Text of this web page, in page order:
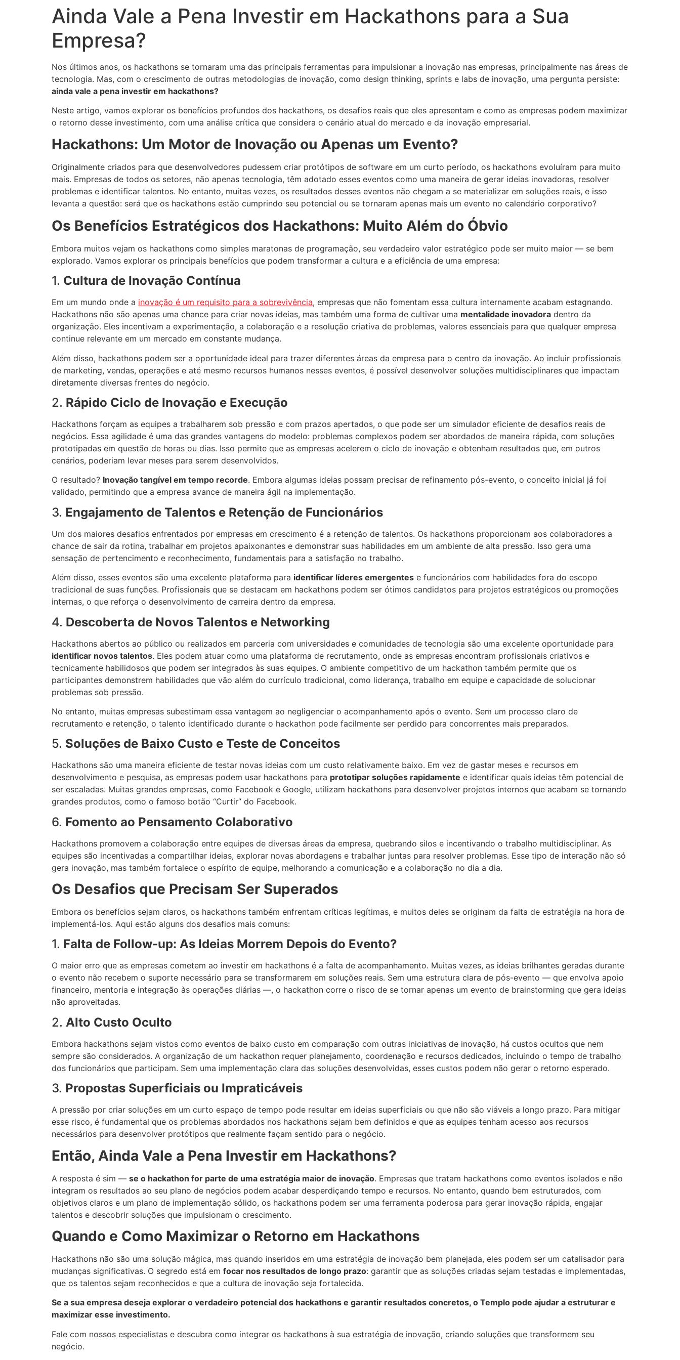
Ainda Vale a Pena Investir em Hackathons para a Sua
Empresa?
Nos últimos anos, os hackathons se tornaram uma das principais ferramentas para impulsionar a inovação nas empresas, principalmente nas áreas de
tecnologia. Mas, com o crescimento de outras metodologias de inovação, como design thinking, sprints e labs de inovação, uma pergunta persiste:
ainda vale a pena investir em hackathons?
Neste artigo, vamos explorar os benefícios profundos dos hackathons, os desafios reais que eles apresentam e como as empresas podem maximizar
o retorno desse investimento, com uma análise crítica que considera o cenário atual do mercado e da inovação empresarial.
Hackathons: Um Motor de Inovação ou Apenas um Evento?
Originalmente criados para que desenvolvedores pudessem criar protótipos de software em um curto período, os hackathons evoluíram para muito
mais. Empresas de todos os setores, não apenas tecnologia, têm adotado esses eventos como uma maneira de gerar ideias inovadoras, resolver
problemas e identificar talentos. No entanto, muitas vezes, os resultados desses eventos não chegam a se materializar em soluções reais, e isso
levanta a questão: será que os hackathons estão cumprindo seu potencial ou se tornaram apenas mais um evento no calendário corporativo?
Os Benefícios Estratégicos dos Hackathons: Muito Além do Óbvio
Embora muitos vejam os hackathons como simples maratonas de programação, seu verdadeiro valor estratégico pode ser muito maior — se bem
explorado. Vamos explorar os principais benefícios que podem transformar a cultura e a eficiência de uma empresa:
1. Cultura de Inovação Contínua
Em um mundo onde a inovação é um requisito para a sobrevivência, empresas que não fomentam essa cultura internamente acabam estagnando.
Hackathons não são apenas uma chance para criar novas ideias, mas também uma forma de cultivar uma mentalidade inovadora dentro da
organização. Eles incentivam a experimentação, a colaboração e a resolução criativa de problemas, valores essenciais para que qualquer empresa
continue relevante em um mercado em constante mudança.
Além disso, hackathons podem ser a oportunidade ideal para trazer diferentes áreas da empresa para o centro da inovação. Ao incluir profissionais
de marketing, vendas, operações e até mesmo recursos humanos nesses eventos, é possível desenvolver soluções multidisciplinares que impactam
diretamente diversas frentes do negócio.
2. Rápido Ciclo de Inovação e Execução
Hackathons forçam as equipes a trabalharem sob pressão e com prazos apertados, o que pode ser um simulador eficiente de desafios reais de
negócios. Essa agilidade é uma das grandes vantagens do modelo: problemas complexos podem ser abordados de maneira rápida, com soluções
prototipadas em questão de horas ou dias. Isso permite que as empresas acelerem o ciclo de inovação e obtenham resultados que, em outros
cenários, poderiam levar meses para serem desenvolvidos.
O resultado? Inovação tangível em tempo recorde. Embora algumas ideias possam precisar de refinamento pós-evento, o conceito inicial já foi
validado, permitindo que a empresa avance de maneira ágil na implementação.
3. Engajamento de Talentos e Retenção de Funcionários
Um dos maiores desafios enfrentados por empresas em crescimento é a retenção de talentos. Os hackathons proporcionam aos colaboradores a
chance de sair da rotina, trabalhar em projetos apaixonantes e demonstrar suas habilidades em um ambiente de alta pressão. Isso gera uma
sensação de pertencimento e reconhecimento, fundamentais para a satisfação no trabalho.
Além disso, esses eventos são uma excelente plataforma para identificar líderes emergentes e funcionários com habilidades fora do escopo
tradicional de suas funções. Profissionais que se destacam em hackathons podem ser ótimos candidatos para projetos estratégicos ou promoções
internas, o que reforça o desenvolvimento de carreira dentro da empresa.
4. Descoberta de Novos Talentos e Networking
Hackathons abertos ao público ou realizados em parceria com universidades e comunidades de tecnologia são uma excelente oportunidade para
identificar novos talentos. Eles podem atuar como uma plataforma de recrutamento, onde as empresas encontram profissionais criativos e
tecnicamente habilidosos que podem ser integrados às suas equipes. O ambiente competitivo de um hackathon também permite que os
participantes demonstrem habilidades que vão além do currículo tradicional, como liderança, trabalho em equipe e capacidade de solucionar
problemas sob pressão.
No entanto, muitas empresas subestimam essa vantagem ao negligenciar o acompanhamento após o evento. Sem um processo claro de
recrutamento e retenção, o talento identificado durante o hackathon pode facilmente ser perdido para concorrentes mais preparados.
5. Soluções de Baixo Custo e Teste de Conceitos
Hackathons são uma maneira eficiente de testar novas ideias com um custo relativamente baixo. Em vez de gastar meses e recursos em
desenvolvimento e pesquisa, as empresas podem usar hackathons para prototipar soluções rapidamente e identificar quais ideias têm potencial de
ser escaladas. Muitas grandes empresas, como Facebook e Google, utilizam hackathons para desenvolver projetos internos que acabam se tornando
grandes produtos, como o famoso botão “Curtir” do Facebook.
6. Fomento ao Pensamento Colaborativo
Hackathons promovem a colaboração entre equipes de diversas áreas da empresa, quebrando silos e incentivando o trabalho multidisciplinar. As
equipes são incentivadas a compartilhar ideias, explorar novas abordagens e trabalhar juntas para resolver problemas. Esse tipo de interação não só
gera inovação, mas também fortalece o espírito de equipe, melhorando a comunicação e a colaboração no dia a dia.
Os Desafios que Precisam Ser Superados
Embora os benefícios sejam claros, os hackathons também enfrentam críticas legítimas, e muitos deles se originam da falta de estratégia na hora de
implementá-los. Aqui estão alguns dos desafios mais comuns:
1. Falta de Follow-up: As Ideias Morrem Depois do Evento?
O maior erro que as empresas cometem ao investir em hackathons é a falta de acompanhamento. Muitas vezes, as ideias brilhantes geradas durante
o evento não recebem o suporte necessário para se transformarem em soluções reais. Sem uma estrutura clara de pós-evento — que envolva apoio
financeiro, mentoria e integração às operações diárias —, o hackathon corre o risco de se tornar apenas um evento de brainstorming que gera ideias
não aproveitadas.
2. Alto Custo Oculto
Embora hackathons sejam vistos como eventos de baixo custo em comparação com outras iniciativas de inovação, há custos ocultos que nem
sempre são considerados. A organização de um hackathon requer planejamento, coordenação e recursos dedicados, incluindo o tempo de trabalho
dos funcionários que participam. Sem uma implementação clara das soluções desenvolvidas, esses custos podem não gerar o retorno esperado.
3. Propostas Superficiais ou Impraticáveis
A pressão por criar soluções em um curto espaço de tempo pode resultar em ideias superficiais ou que não são viáveis a longo prazo. Para mitigar
esse risco, é fundamental que os problemas abordados nos hackathons sejam bem definidos e que as equipes tenham acesso aos recursos
necessários para desenvolver protótipos que realmente façam sentido para o negócio.
Então, Ainda Vale a Pena Investir em Hackathons?
A resposta é sim — se o hackathon for parte de uma estratégia maior de inovação. Empresas que tratam hackathons como eventos isolados e não
integram os resultados ao seu plano de negócios podem acabar desperdiçando tempo e recursos. No entanto, quando bem estruturados, com
objetivos claros e um plano de implementação sólido, os hackathons podem ser uma ferramenta poderosa para gerar inovação rápida, engajar
talentos e descobrir soluções que impulsionam o crescimento.
Quando e Como Maximizar o Retorno em Hackathons
Hackathons não são uma solução mágica, mas quando inseridos em uma estratégia de inovação bem planejada, eles podem ser um catalisador para
mudanças significativas. O segredo está em focar nos resultados de longo prazo: garantir que as soluções criadas sejam testadas e implementadas,
que os talentos sejam reconhecidos e que a cultura de inovação seja fortalecida.
Se a sua empresa deseja explorar o verdadeiro potencial dos hackathons e garantir resultados concretos, o Templo pode ajudar a estruturar e
maximizar esse investimento.
Fale com nossos especialistas e descubra como integrar os hackathons à sua estratégia de inovação, criando soluções que transformem seu
negócio.